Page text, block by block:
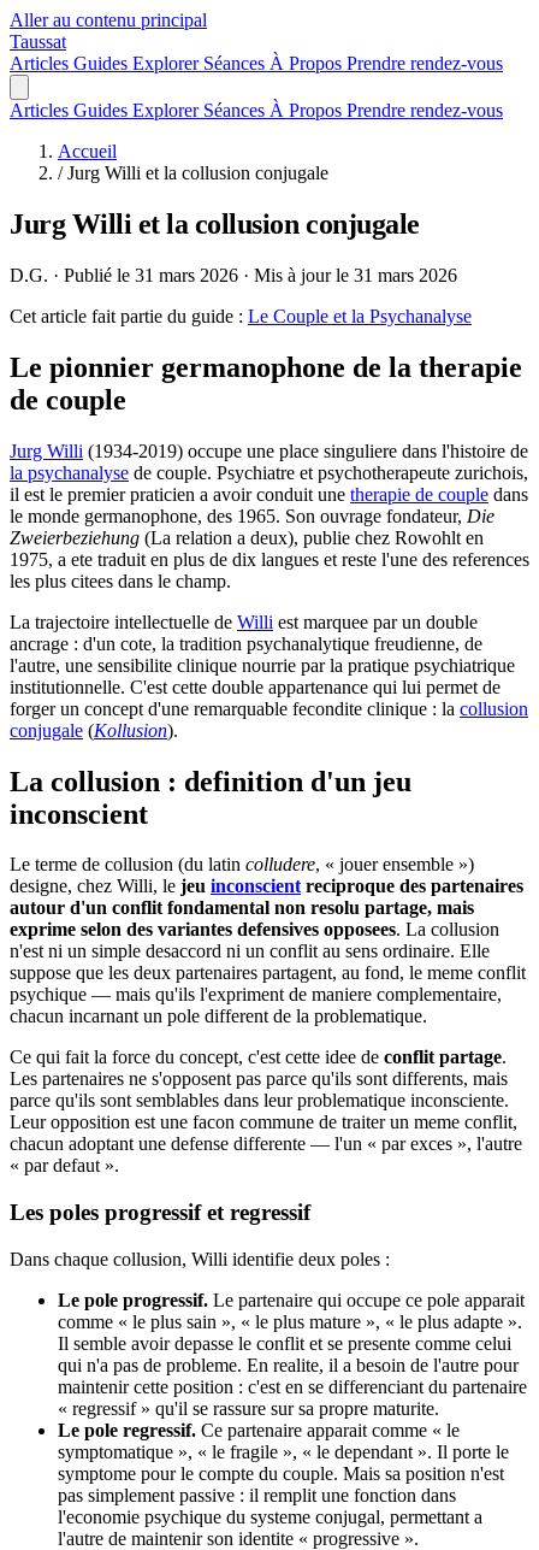
Aller au contenu principal
Taussat
Articles Guides Explorer Séances À Propos Prendre rendez-vous
Articles Guides Explorer Séances À Propos Prendre rendez-vous
Accueil
/ Jurg Willi et la collusion conjugale
Jurg Willi et la collusion conjugale
D.G. · Publié le 31 mars 2026 · Mis à jour le 31 mars 2026
Cet article fait partie du guide : Le Couple et la Psychanalyse
Le pionnier germanophone de la therapie
de couple
Jurg Willi (1934-2019) occupe une place singuliere dans l'histoire de
la psychanalyse de couple. Psychiatre et psychotherapeute zurichois,
il est le premier praticien a avoir conduit une therapie de couple dans
le monde germanophone, des 1965. Son ouvrage fondateur, Die
Zweierbeziehung (La relation a deux), publie chez Rowohlt en
1975, a ete traduit en plus de dix langues et reste l'une des references
les plus citees dans le champ.
La trajectoire intellectuelle de Willi est marquee par un double
ancrage : d'un cote, la tradition psychanalytique freudienne, de
l'autre, une sensibilite clinique nourrie par la pratique psychiatrique
institutionnelle. C'est cette double appartenance qui lui permet de
forger un concept d'une remarquable fecondite clinique : la collusion
conjugale (Kollusion).
La collusion : definition d'un jeu
inconscient
Le terme de collusion (du latin colludere, « jouer ensemble »)
designe, chez Willi, le jeu inconscientreciproque des partenaires
autour d'un conflit fondamental non resolu partage, mais
exprime selon des variantes defensives opposees. La collusion
n'est ni un simple desaccord ni un conflit au sens ordinaire. Elle
suppose que les deux partenaires partagent, au fond, le meme conflit
psychique — mais qu'ils l'expriment de maniere complementaire,
chacun incarnant un pole different de la problematique.
Ce qui fait la force du concept, c'est cette idee de conflit partage.
Les partenaires ne s'opposent pas parce qu'ils sont differents, mais
parce qu'ils sont semblables dans leur problematique inconsciente.
Leur opposition est une facon commune de traiter un meme conflit,
chacun adoptant une defense differente — l'un « par exces », l'autre
« par defaut ».
Les poles progressif et regressif
Dans chaque collusion, Willi identifie deux poles :
Le pole progressif. Le partenaire qui occupe ce pole apparait
comme « le plus sain », « le plus mature », « le plus adapte ».
Il semble avoir depasse le conflit et se presente comme celui
qui n'a pas de probleme. En realite, il a besoin de l'autre pour
maintenir cette position : c'est en se differenciant du partenaire
« regressif » qu'il se rassure sur sa propre maturite.
Le pole regressif. Ce partenaire apparait comme « le
symptomatique », « le fragile », « le dependant ». Il porte le
symptome pour le compte du couple. Mais sa position n'est
pas simplement passive : il remplit une fonction dans
l'economie psychique du systeme conjugal, permettant a
l'autre de maintenir son identite « progressive ».